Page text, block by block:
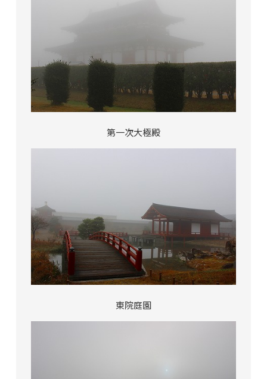
第一次大極殿
東院庭園